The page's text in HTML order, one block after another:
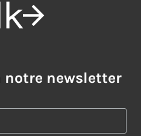
notre newsletter